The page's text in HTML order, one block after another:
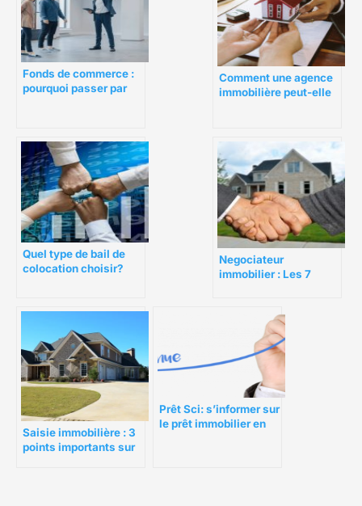
Fonds de commerce :
pourquoi passer par
Comment une agence
immobilière peut-elle
Quel type de bail de
colocation choisir?
Negociateur
immobilier : Les 7
négociateurs
immobilier
Saisie immobilière : 3
points importants sur
Prêt Sci: s’informer sur
le prêt immobilier en